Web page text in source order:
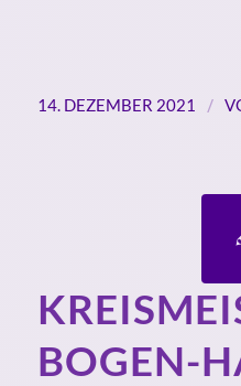
14. DEZEMBER 2021 /
BOGEN-